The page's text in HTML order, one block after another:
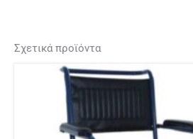
Σχετικά προϊόντα